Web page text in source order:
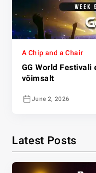
A Chip and a Chair
GG World
võimsalt
June 2, 2026
Latest Posts